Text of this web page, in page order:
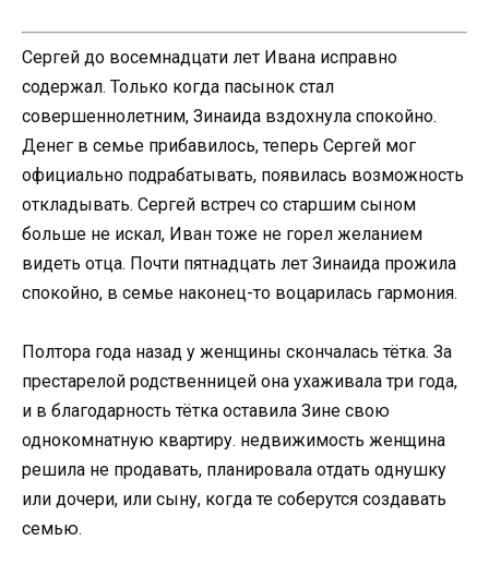
Сергей до восемнадцати лет Ивана исправно
содержал. Только когда пасынок стал
совершеннолетним, Зинаида вздохнула спокойно.
Денег в семье прибавилось, теперь Сергей мог
официально подрабатывать, появилась возможность
откладывать. Сергей встреч со старшим сыном
больше не искал, Иван тоже не горел желанием
видеть отца. Почти пятнадцать лет Зинаида прожила
спокойно, в семье наконец-то воцарилась гармония.
Полтора года назад у женщины скончалась тётка. За
престарелой родственницей она ухаживала три года,
и в благодарность тётка оставила Зине свою
однокомнатную квартиру. недвижимость женщина
решила не продавать, планировала отдать однушку
или дочери, или сыну, когда те соберутся создавать
семью.